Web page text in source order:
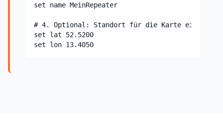
set name MeinRepeater
# 4. Optional: Standort für die Karte
set lat 52.5200
set lon 13.4050